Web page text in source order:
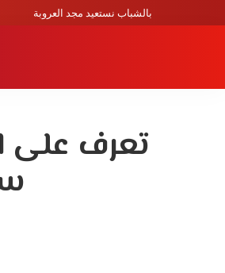
بالشباب نستعيد مجد العروبة
تعرف على